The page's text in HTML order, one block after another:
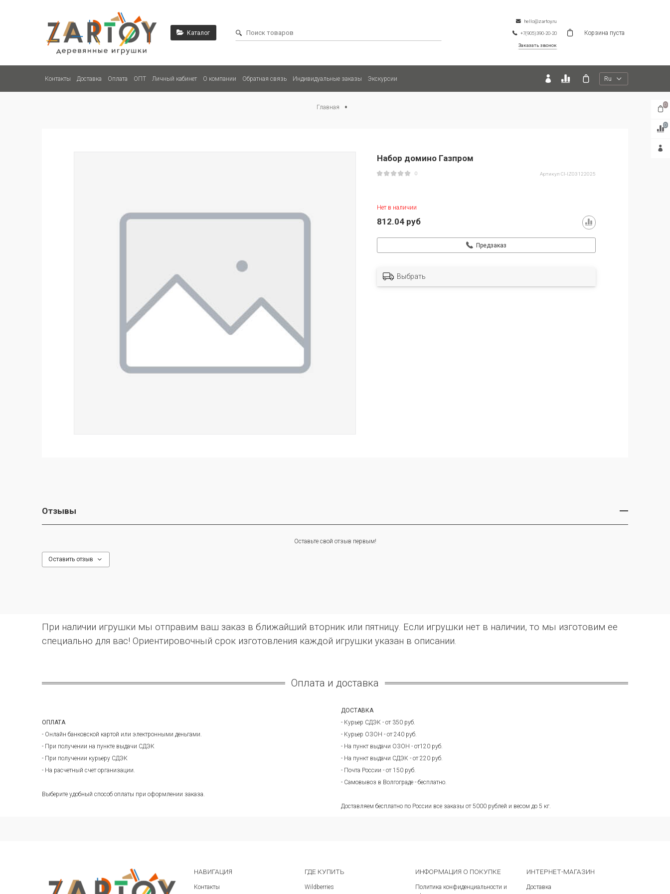
Каталог
hello@zartoy.ru
+7(905)390-20-20
Заказать звонок
Корзина пуста
Контакты Доставка Оплата ОПТ Личный кабинет О компании Обратная связь Индивидуальные заказы Экскурсии Ru
Главная
0 АртикулCI-IZ03122025
Набор домино Газпром
Нет в наличии
812.04 руб
Предзаказ
Выбрать
Отзывы
Оставьте свой отзыв первым!
Оставить отзыв
При наличии игрушки мы отправим ваш заказ в ближайший вторник или пятницу. Если игрушки нет в наличии, то мы изготовим ее
специально для вас! Ориентировочный срок изготовления каждой игрушки указан в описании.
Оплата и доставка
ОПЛАТА
- Онлайн банковской картой или электронными деньгами.
- При получении на пункте выдачи СДЭК
- При получении курьеру СДЭК
- На расчетный счет организации.
Выберите удобный способ оплаты при оформлении заказа.
ДОСТАВКА
- Курьер СДЭК - от 350 руб.
- Курьер ОЗОН - от 240 руб.
- На пункт выдачи ОЗОН - от120 руб.
- На пункт выдачи СДЭК - от 220 руб.
- Почта России - от 150 руб.
- Самовывоз в Волгограде - бесплатно.
Доставляем бесплатно по России все заказы от 5000 рублей и весом до 5 кг.
НАВИГАЦИЯ
Контакты
ГДЕ КУПИТЬ
Wildberries
ИНФОРМАЦИЯ О ПОКУПКЕ
Политика конфиденциальности и
ИНТЕРНЕТ-МАГАЗИН
Доставка
0
0